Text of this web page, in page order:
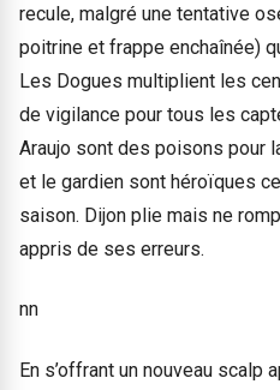
recule, malgré une tentative
poitrine et frappe enchaînée)
Les Dogues multiplient les
de vigilance pour tous les
Araujo sont des poisons pour
et le gardien sont héroïques
saison. Dijon plie mais ne
appris de ses erreurs.
nn
En s’offrant un nouveau scalp